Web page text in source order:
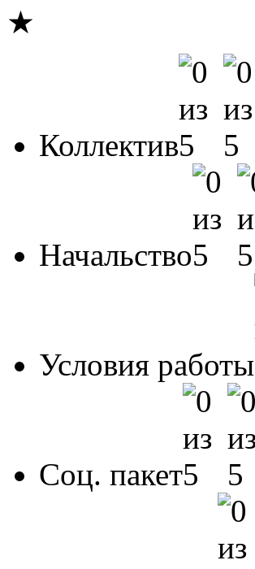
★
Коллектив
Начальство
Условия работы
Соц. пакет